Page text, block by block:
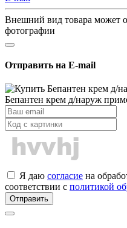
Внешний вид товара может
фотографии
Отправить на E-mail
Бепантен крем д/наруж
Я даю согласие на
соответствии с политикой
Отправить